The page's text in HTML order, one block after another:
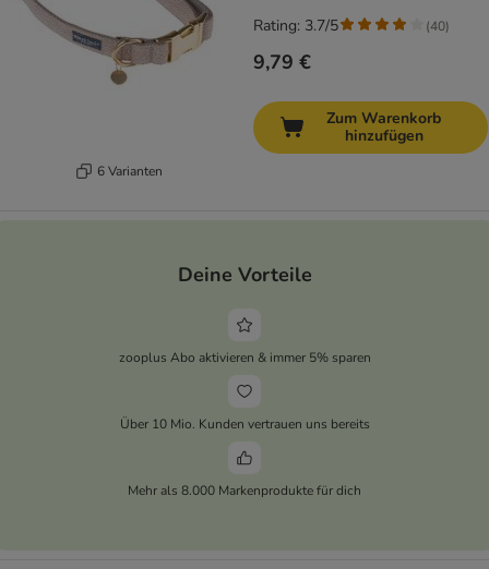
6 Varianten
9,79 €
Rating: 3.7/5 (40)
Zum Warenkorb
hinzufügen
Deine Vorteile
zooplus Abo aktivieren & immer 5% sparen
Über 10 Mio. Kunden vertrauen uns bereits
Mehr als 8.000 Markenprodukte für dich